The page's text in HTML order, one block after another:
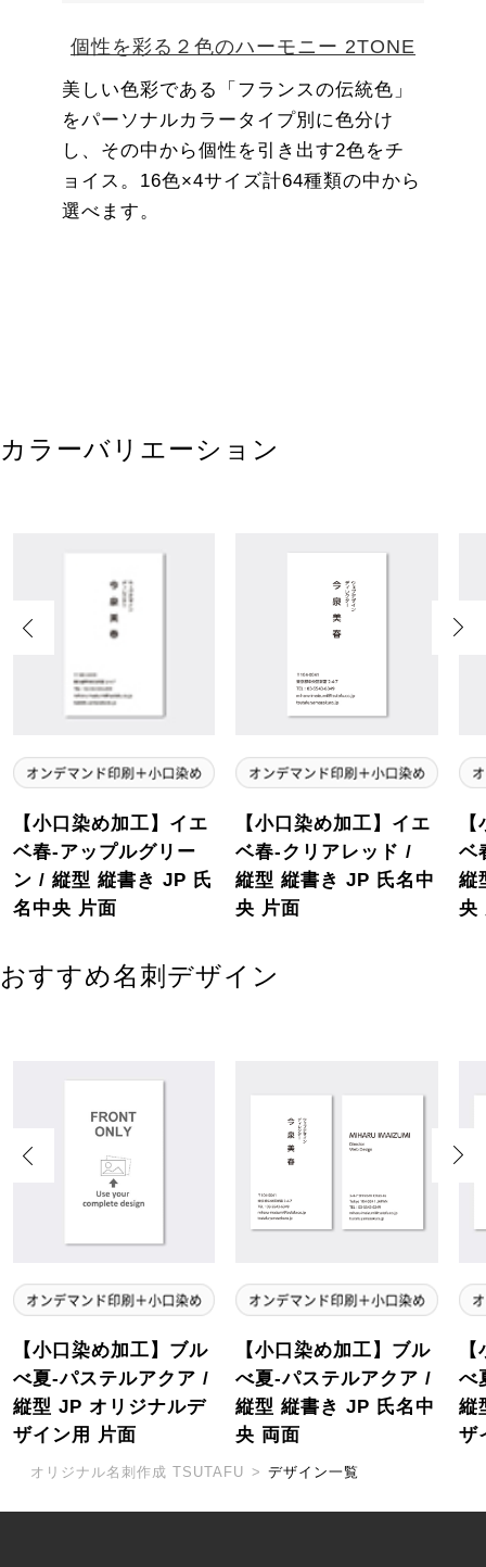
個性を彩る２色のハーモニー 2TONE
美しい色彩である「フランスの伝統色」
をパーソナルカラータイプ別に色分け
し、その中から個性を引き出す2色をチ
ョイス。16色×4サイズ計64種類の中から
選べます。
カラーバリエーション
【小口染め加工】イエ
ベ春-アップルグリー
ン / 縦型 縦書き JP 氏
名中央 片面
【小口染め加工】イエ
ベ春-クリアレッド /
縦型 縦書き JP 氏名中
央 片面
ベ
縦
央
Previous
おすすめ名刺デザイン
【小口染め加工】ブル
べ夏-パステルアクア /
縦型 JP オリジナルデ
ザイン用 片面
【小口染め加工】ブル
べ夏-パステルアクア /
縦型 縦書き JP 氏名中
央 両面
べ
縦
ザ
Previous
オリジナル名刺作成 TSUTAFU > デザイン一覧